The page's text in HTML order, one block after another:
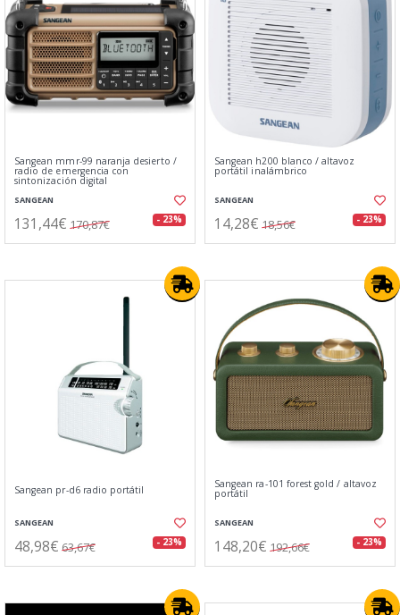
Sangean mmr-99 naranja desierto /
radio de emergencia con
sintonización digital
SANGEAN
131,44€ 170,87€ - 23%
Sangean h200 blanco / altavoz
portátil inalámbrico
SANGEAN
14,28€ 18,56€ - 23%
Sangean pr-d6 radio portátil
SANGEAN
48,98€ 63,67€ - 23%
Sangean ra-101 forest gold / altavoz
portátil
SANGEAN
148,20€ 192,66€ - 23%